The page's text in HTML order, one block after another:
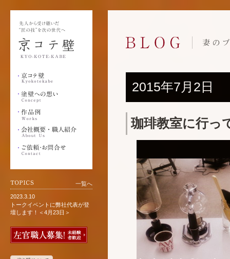
一覧へ
2023.3.10
トークイベントに弊社代表が登
壇します！＜4月23日＞
2015年7月2日
珈琲教室に行っ